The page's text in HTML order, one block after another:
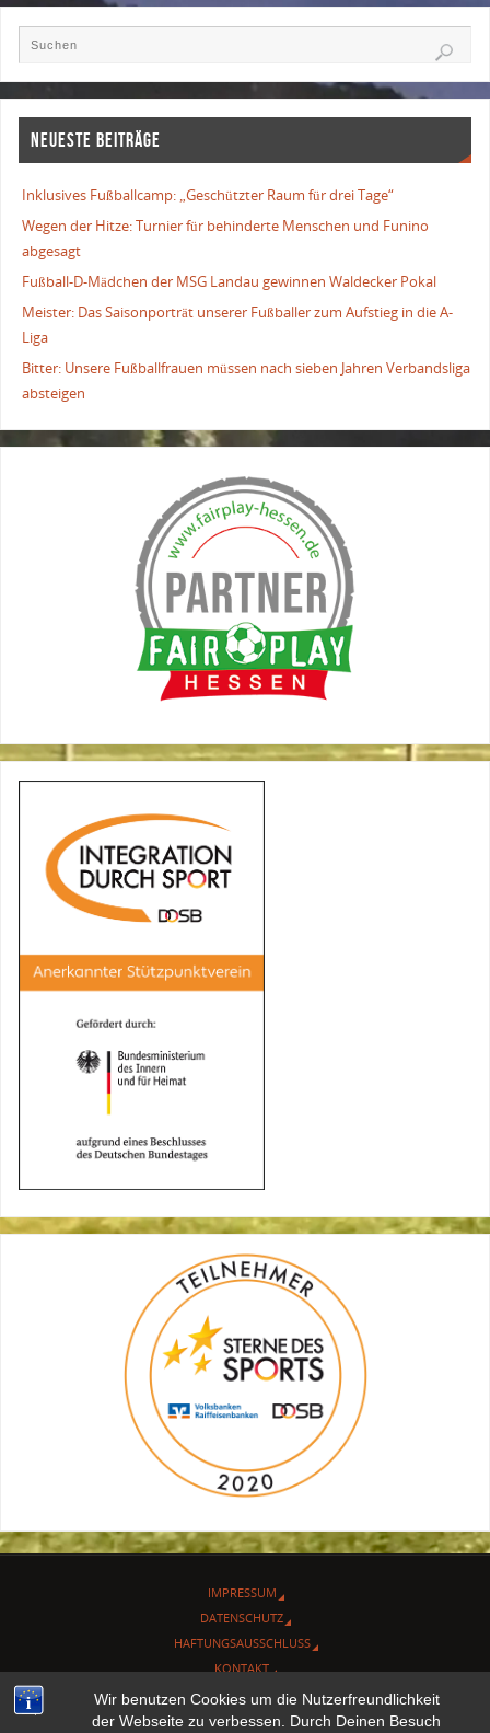
Wir benutzen Cookies um die Nutzerfreundlichkeit
der Webseite zu verbessen. Durch Deinen Besuch
NEUESTE BEITRÄGE
Inklusives Fußballcamp: „Geschützter Raum für drei Tage“
Wegen der Hitze: Turnier für behinderte Menschen und Funino
abgesagt
Fußball-D-Mädchen der MSG Landau gewinnen Waldecker Pokal
Meister: Das Saisonporträt unserer Fußballer zum Aufstieg in die A-
Liga
Bitter: Unsere Fußballfrauen müssen nach sieben Jahren Verbandsliga
absteigen
IMPRESSUM
DATENSCHUTZ
HAFTUNGSAUSSCHLUSS
KONTAKT
ADMIN